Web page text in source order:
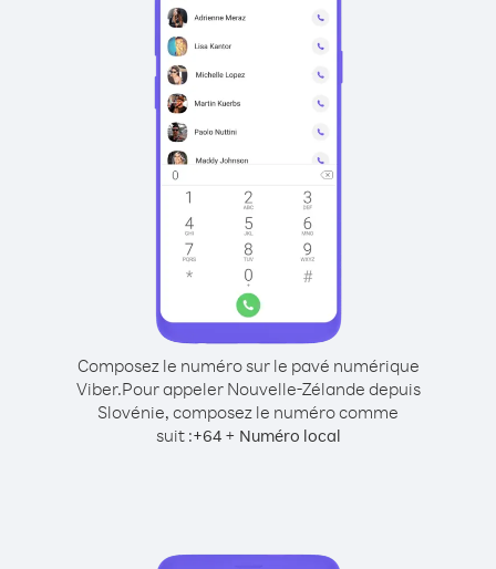
Composez le numéro sur le pavé numérique
Viber.Pour appeler Nouvelle-Zélande depuis
Slovénie, composez le numéro comme
suit :+64+ Numéro local